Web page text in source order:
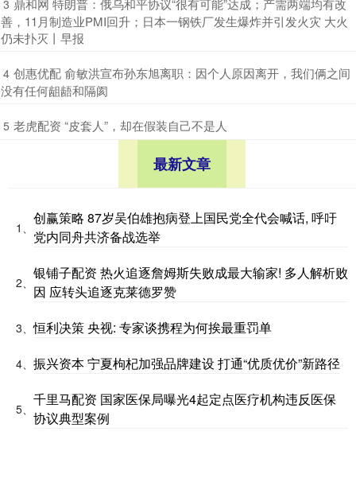
3 ​鼎和网 特朗普：俄乌和平协议“很有可能”达成；产需两端均有改
善，11月制造业PMI回升；日本一钢铁厂发生爆炸并引发火灾 大火
仍未扑灭丨早报
4 ​创惠优配 俞敏洪宣布孙东旭离职：因个人原因离开，我们俩之间
没有任何龃龉和隔阂
5 ​老虎配资 “皮套人”，却在假装自己不是人
最新文章
1、
创赢策略 87岁吴伯雄抱病登上国民党全代会喊话, 呼吁
党内同舟共济备战选举
2、
银铺子配资 热火追逐詹姆斯失败成最大输家! 多人解析败
因 应转头追逐克莱德罗赞
3、恒利决策 央视: 专家谈携程为何挨最重罚单
4、 振兴资本 宁夏枸杞加强品牌建设 打通“优质优价”新路径
5、
千里马配资 国家医保局曝光4起定点医疗机构违反医保
协议典型案例